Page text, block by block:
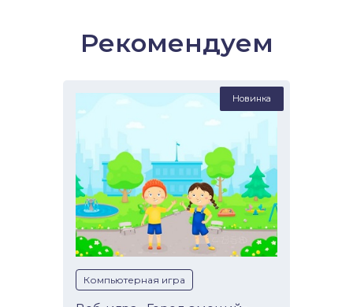
Рекомендуем
Новинка
Компьютерная игра